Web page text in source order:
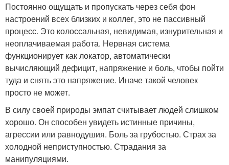
Постоянно ощущать и пропускать через себя фон
настроений всех близких и коллег, это не пассивный
процесс. Это колоссальная, невидимая, изнурительная и
неоплачиваемая работа. Нервная система
функционирует как локатор, автоматически
вычисляющий дефицит, напряжение и боль, чтобы пойти
туда и снять это напряжение. Иначе такой человек
просто не может.
В силу своей природы эмпат считывает людей слишком
хорошо. Он способен увидеть истинные причины,
агрессии или равнодушия. Боль за грубостью. Страх за
холодной неприступностью. Страдания за
манипуляциями.